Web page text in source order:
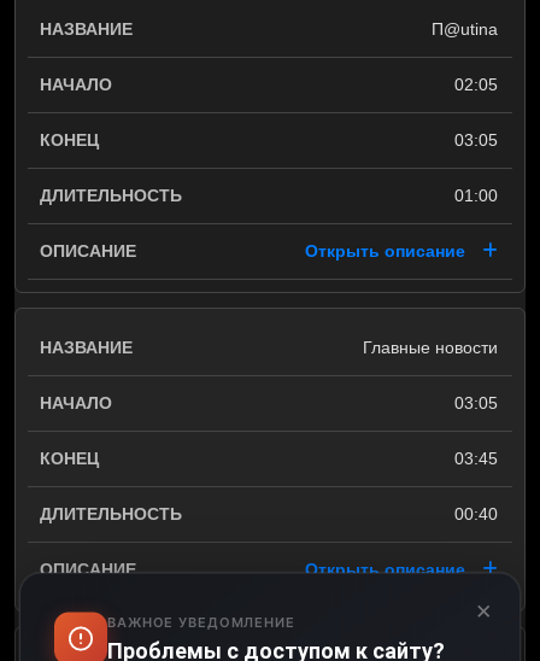
П@utina
02:05
03:05
01:00
Открыть описание
Главные новости
03:05
03:45
00:40
Открыть описание
×
ВАЖНОЕ УВЕДОМЛЕНИЕ
Проблемы с доступом к сайту?